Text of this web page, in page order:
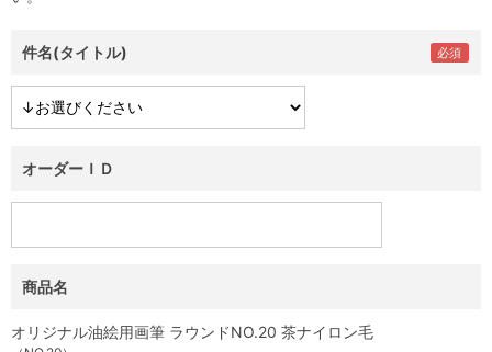
件名(タイトル)
オーダーＩＤ
商品名
オリジナル油絵用画筆 ラウンドNO.20 茶ナイロン毛